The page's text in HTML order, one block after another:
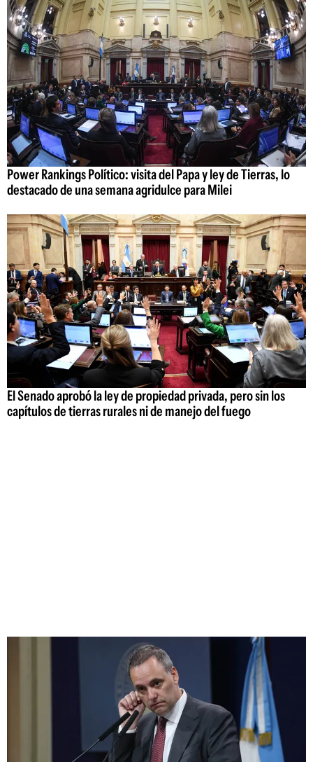
Power Rankings Político: visita del Papa y ley de Tierras, lo
destacado de una semana agridulce para Milei
El Senado aprobó la ley de propiedad privada, pero sin los
capítulos de tierras rurales ni de manejo del fuego